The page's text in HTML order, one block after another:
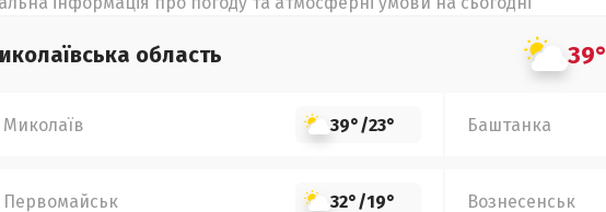
область 39°
Миколаїв 39°/23° Баштанка
Первомайськ 32°/19° Вознесенськ